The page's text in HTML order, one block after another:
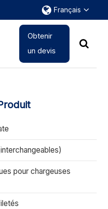
Français
Obtenir
un devis
pour chargeuses